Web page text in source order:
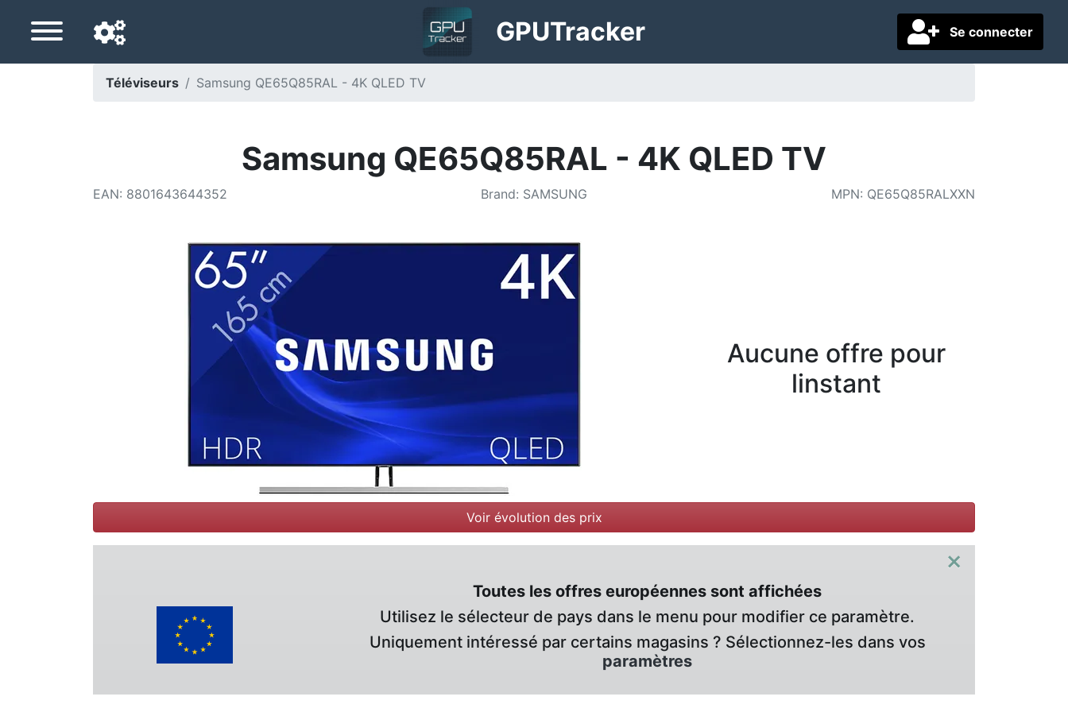
Se connecter
GPUTracker
Téléviseurs Samsung QE65Q85RAL - 4K QLED TV
Samsung QE65Q85RAL - 4K QLED TV
EAN: 8801643644352 Brand: SAMSUNG MPN: QE65Q85RALXXN
Aucune offre pour
linstant
Voir évolution des prix
×
Toutes les offres européennes sont affichées
Utilisez le sélecteur de pays dans le menu pour modifier ce paramètre.
Uniquement intéressé par certains magasins ? Sélectionnez-les dans vos
paramètres